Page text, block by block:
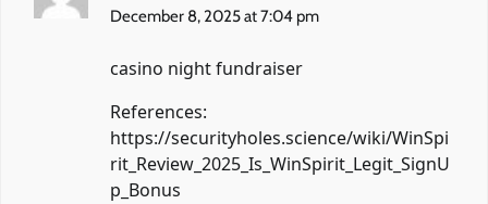
December 8, 2025 at 7:04 pm
casino night fundraiser
References:
https://securityholes.science/wiki/WinSpi
rit_Review_2025_Is_WinSpirit_Legit_SignU
p_Bonus